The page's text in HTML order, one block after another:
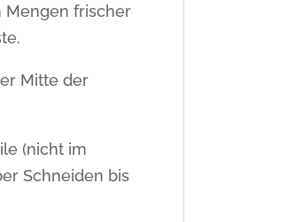
Mengen frischer
Mitte der
(nicht im
Schneiden bis